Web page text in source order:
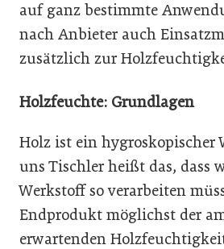
auf ganz bestimmte
nach Anbieter auch
zusätzlich zur
Holzfeuchte: Grundlagen
Holz ist ein hygroskopischer
uns Tischler heißt das, dass
Werkstoff so verarbeiten
Endprodukt möglichst der
erwartenden